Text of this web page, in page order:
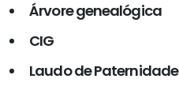
Árvore genealógica
CIG
Laudo de Paternidade